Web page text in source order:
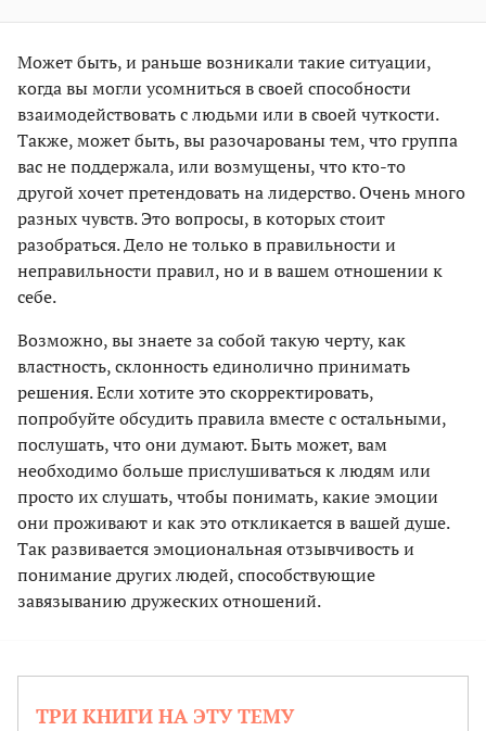
Может быть, и раньше возникали такие ситуации,
когда вы могли усомниться в своей способности
взаимодействовать с людьми или в своей чуткости.
Также, может быть, вы разочарованы тем, что группа
вас не поддержала, или возмущены, что кто-то
другой хочет претендовать на лидерство. Очень много
разных чувств. Это вопросы, в которых стоит
разобраться. Дело не только в правильности и
неправильности правил, но и в вашем отношении к
себе.
Возможно, вы знаете за собой такую черту, как
властность, склонность единолично принимать
решения. Если хотите это скорректировать,
попробуйте обсудить правила вместе с остальными,
послушать, что они думают. Быть может, вам
необходимо больше прислушиваться к людям или
просто их слушать, чтобы понимать, какие эмоции
они проживают и как это откликается в вашей душе.
Так развивается эмоциональная отзывчивость и
понимание других людей, способствующие
завязыванию дружеских отношений.
ТРИ КНИГИ НА ЭТУ ТЕМУ